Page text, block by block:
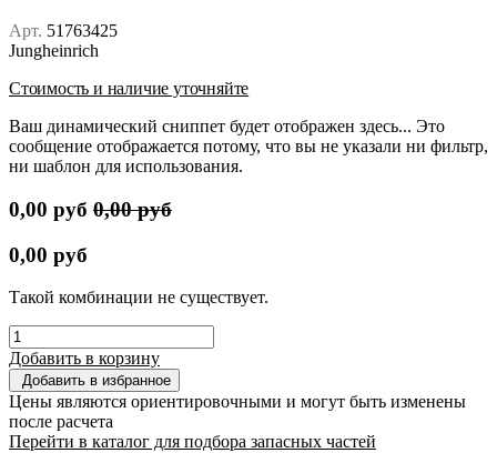
Арт. 51763425
Jungheinrich
Стоимость и наличие уточняйте
Ваш динамический сниппет будет отображен здесь... Это
сообщение отображается потому, что вы не указали ни фильтр,
ни шаблон для использования.
0,00 руб 0,00руб
0,00 руб
Такой комбинации не существует.
Добавить в корзину
Добавить в избранное
Цены являются ориентировочными и могут быть изменены
после расчета
Перейти в каталог для подбора запасных частей